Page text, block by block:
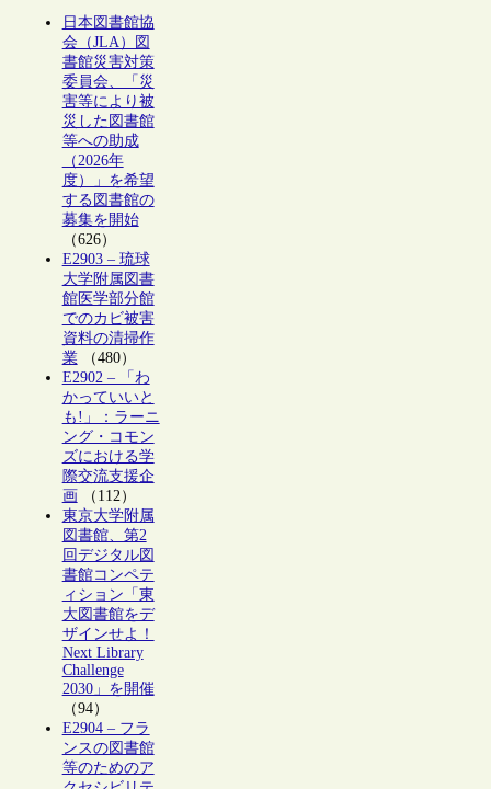
日本図書館協
会（JLA）図
書館災害対策
委員会、「災
害等により被
災した図書館
等への助成
（2026年
度）」を希望
する図書館の
募集を開始
（626）
E2903 – 琉球
大学附属図書
館医学部分館
でのカビ被害
資料の清掃作
業（480）
E2902 – 「わ
かっていいと
も!」：ラーニ
ング・コモン
ズにおける学
際交流支援企
画（112）
東京大学附属
図書館、第2
回デジタル図
書館コンペテ
ィション「東
大図書館をデ
ザインせよ！
Next Library
Challenge
2030」を開催
（94）
E2904 – フラ
ンスの図書館
等のためのア